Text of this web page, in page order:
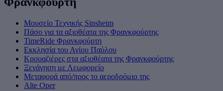
Μουσείο Τεχνικής Sinsheim
Πάσο για τα αξιοθέατα της Φρανκφούρτης
TimeRide Φρανκφούρτη
Εκκλησία του Αγίου Παύλου
Κρουαζιέρες στα αξιοθέατα της Φρανκφούρτης
Ξενάγηση με Λεωφορείο
Μεταφορά από/προς το αεροδρόμιο της
Alte Oper